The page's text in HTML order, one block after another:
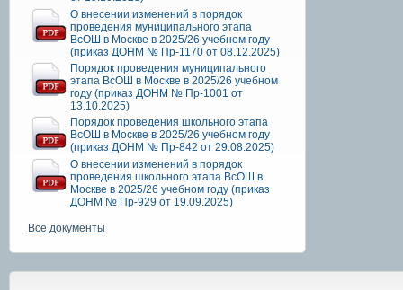
О внесении изменений в порядок
проведения муниципального этапа
ВсОШ в Москве в 2025/26 учебном году
(приказ ДОНМ № Пр-1170 от 08.12.2025)
Порядок проведения муниципального
этапа ВсОШ в Москве в 2025/26 учебном
году (приказ ДОНМ № Пр-1001 от
13.10.2025)
Порядок проведения школьного этапа
ВсОШ в Москве в 2025/26 учебном году
(приказ ДОНМ № Пр-842 от 29.08.2025)
О внесении изменений в порядок
проведения школьного этапа ВсОШ в
Москве в 2025/26 учебном году (приказ
ДОНМ № Пр-929 от 19.09.2025)
Все документы